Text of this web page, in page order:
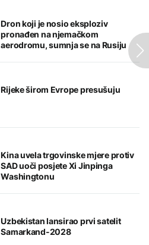
Dron koji je nosio eksploziv
pronađen na njemačkom
aerodromu, sumnja se na Rusiju
Rijeke širom Evrope presušuju
Kina uvela trgovinske mjere protiv
SAD uoči posjete Xi Jinpinga
Washingtonu
Uzbekistan lansirao prvi satelit
Samarkand-2028